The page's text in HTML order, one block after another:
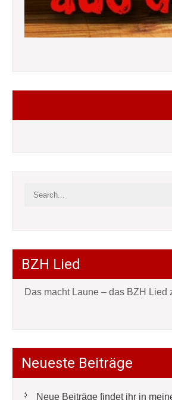
BZH Lied
Das macht Laune – das BZH Lied
Neueste Beiträge
Neue Beiträge findet ihr in